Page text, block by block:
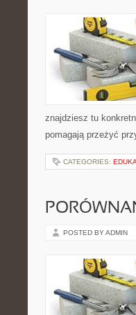
znajdziesz tu
pomagają przeżyć
CATEGORIES:
POSTED BY ADMIN